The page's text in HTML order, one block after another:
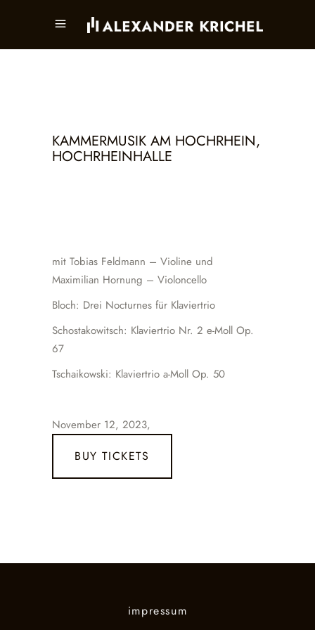
KAMMERMUSIK AM HOCHRHEIN,
HOCHRHEINHALLE
mit Tobias Feldmann – Violine und
Maximilian Hornung – Violoncello
Bloch: Drei Nocturnes für Klaviertrio
Schostakowitsch: Klaviertrio Nr. 2 e-Moll Op.
67
Tschaikowski: Klaviertrio a-Moll Op. 50
November 12, 2023,
BUY TICKETS
impressum